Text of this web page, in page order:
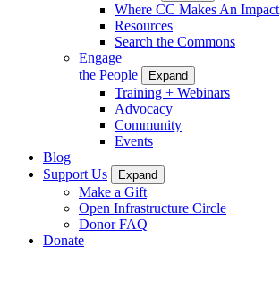
Where CC Makes An Impact
Resources
Search the Commons
Engage
the People
Expand
Training + Webinars
Advocacy
Community
Events
Blog
Support Us
Expand
Make a Gift
Open Infrastructure Circle
Donor FAQ
Donate